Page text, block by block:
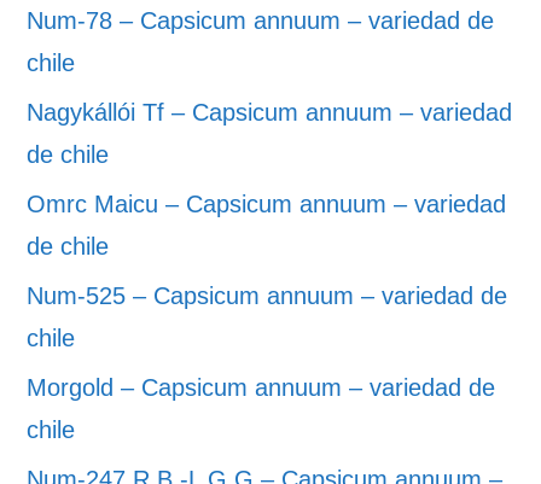
Num-78 – Capsicum annuum – variedad de
chile
Nagykállói Tf – Capsicum annuum – variedad
de chile
Omrc Maicu – Capsicum annuum – variedad
de chile
Num-525 – Capsicum annuum – variedad de
chile
Morgold – Capsicum annuum – variedad de
chile